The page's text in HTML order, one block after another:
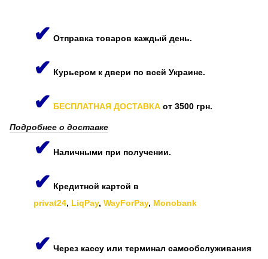
✔ Отправка товаров каждый день.
✔ Курьером к двери по всей Украине.
✔ БЕСПЛАТНАЯ ДОСТАВКА от 3500 грн.
Подробнее о доставке
✔ Наличными при получении.
✔ Кредитной картой в
privat24, LiqPay, WayForPay, Monobank
✔ Через кассу или терминал самообслуживания